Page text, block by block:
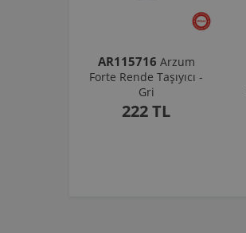
AR115716 Arzum
Forte Rende Taşıyıcı -
Gri
222 TL